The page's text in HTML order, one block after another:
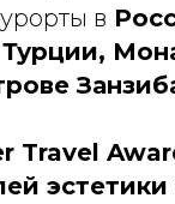
в
Travel